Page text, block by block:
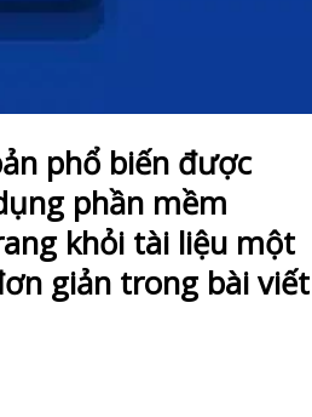
phổ biến được
phần mềm
khỏi tài liệu một
giản trong bài viết